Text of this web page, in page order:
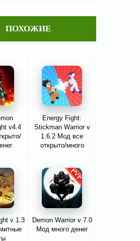
ПОХОЖИЕ
v4.4
Energy Fight:
Stickman Warrior v
1.6.2 Мод все
открыто/много
v 1.3
Demon Warrior v 7.0
Мод много денег